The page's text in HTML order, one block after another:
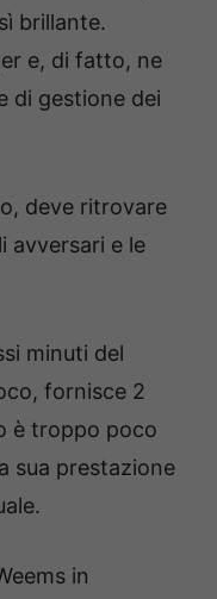
brillante.
e, di fatto, ne
di gestione dei
deve ritrovare
avversari e le
minuti del
fornisce 2
è troppo poco
sua prestazione
in